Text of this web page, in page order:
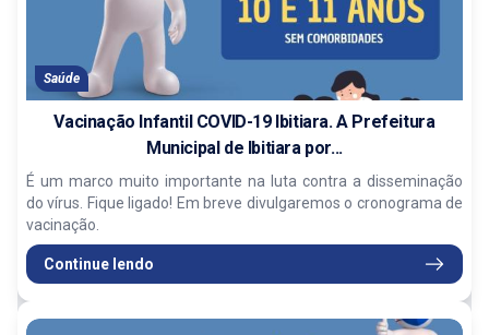
Saúde
Vacinação Infantil COVID-19 Ibitiara. A Prefeitura
Municipal de Ibitiara por...
É um marco muito importante na luta contra a disseminação
do vírus. Fique ligado! Em breve divulgaremos o cronograma de
vacinação.
Continue lendo